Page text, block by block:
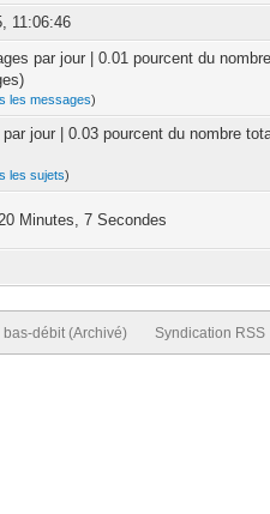
11:06:46
par jour | 0.01 pourcent du
les messages)
jour | 0.03 pourcent du nombre
les sujets)
Minutes, 7 Secondes
bas-débit (Archivé) Syndication RSS